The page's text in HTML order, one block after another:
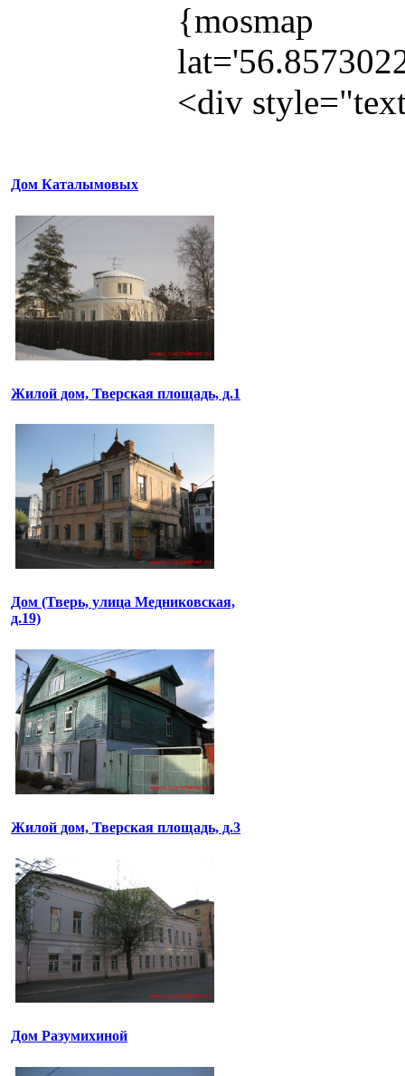
{mosmap
<div
Дом Каталымовых
Жилой дом, Тверская площадь, д.1
Дом (Тверь, улица Медниковская,
д.19)
Жилой дом, Тверская площадь, д.3
Дом Разумихиной